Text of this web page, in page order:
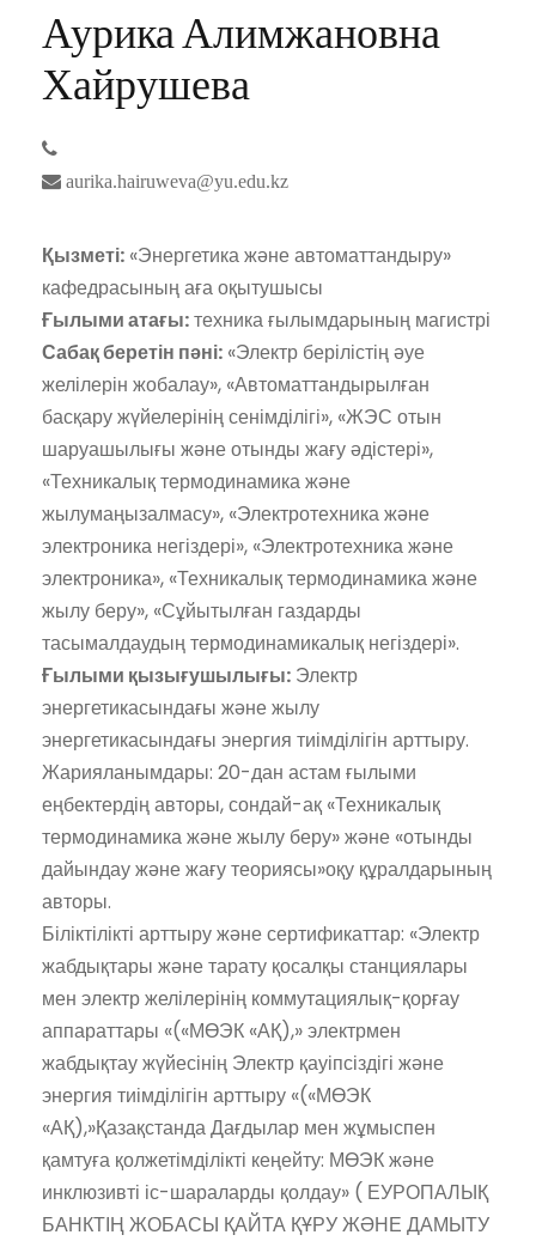
Аурика Алимжановна
Хайрушева
aurika.hairuweva@yu.edu.kz
Қызметі: «Энергетика және автоматтандыру»
кафедрасының аға оқытушысы
Ғылыми атағы:техника ғылымдарының магистрі
Сабақ беретін пәні: «Электр берілістің әуе
желілерін жобалау», «Автоматтандырылған
басқару жүйелерінің сенімділігі», «ЖЭС отын
шаруашылығы және отынды жағу әдістері»,
«Техникалық термодинамика және
жылумаңызалмасу», «Электротехника және
электроника негіздері», «Электротехника және
электроника», «Техникалық термодинамика және
жылу беру», «Сұйытылған газдарды
тасымалдаудың термодинамикалық негіздері».
Ғылыми қызығушылығы: Электр
энергетикасындағы және жылу
энергетикасындағы энергия тиімділігін арттыру.
Жарияланымдары: 20-дан астам ғылыми
еңбектердің авторы, сондай-ақ «Техникалық
термодинамика және жылу беру» және «отынды
дайындау және жағу теориясы»оқу құралдарының
авторы.
Біліктілікті арттыру және сертификаттар: «Электр
жабдықтары және тарату қосалқы станциялары
мен электр желілерінің коммутациялық-қорғау
аппараттары «(«МӨЭК «АҚ),» электрмен
жабдықтау жүйесінің Электр қауіпсіздігі және
энергия тиімділігін арттыру «(«МӨЭК
«АҚ),»Қазақстанда Дағдылар мен жұмыспен
қамтуға қолжетімділікті кеңейту: МӨЭК және
инклюзивті іс-шараларды қолдау» ( ЕУРОПАЛЫҚ
БАНКТІҢ ЖОБАСЫ ҚАЙТА ҚҰРУ ЖӘНЕ ДАМЫТУ